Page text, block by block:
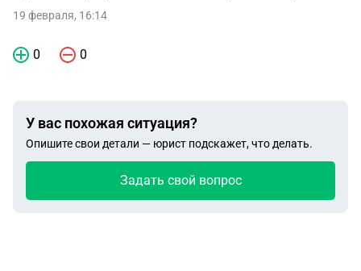
19 февраля, 16:14
0 0
У вас похожая ситуация?
Опишите свои детали — юрист подскажет, что делать.
Задать свой вопрос